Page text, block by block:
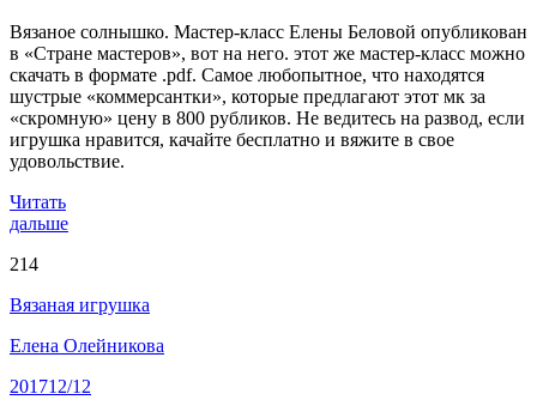
Вязаное солнышко. Мастер-класс Елены Беловой опубликован
в «Стране мастеров», вот на него. этот же мастер-класс можно
скачать в формате .pdf. Самое любопытное, что находятся
шустрые «коммерсантки», которые предлагают этот мк за
«скромную» цену в 800 рубликов. Не ведитесь на развод, если
игрушка нравится, качайте бесплатно и вяжите в свое
удовольствие.
Читать
дальше
214
Вязаная игрушка
Елена Олейникова
201712/12